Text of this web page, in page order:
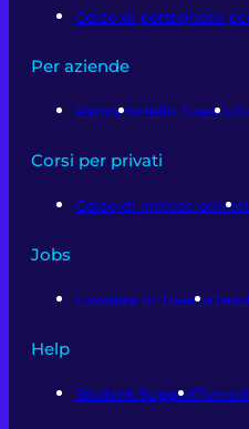
Corso di portoghese
Per aziende
PartnersHello Twenix
Corsi per privati
Corso di inglese online
Jobs
Lavorare in Twenix
Help
Student Support